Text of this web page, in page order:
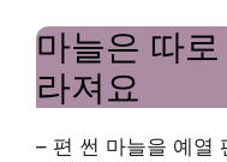
마늘은 따
라져요
– 편 썬 마늘을 예열